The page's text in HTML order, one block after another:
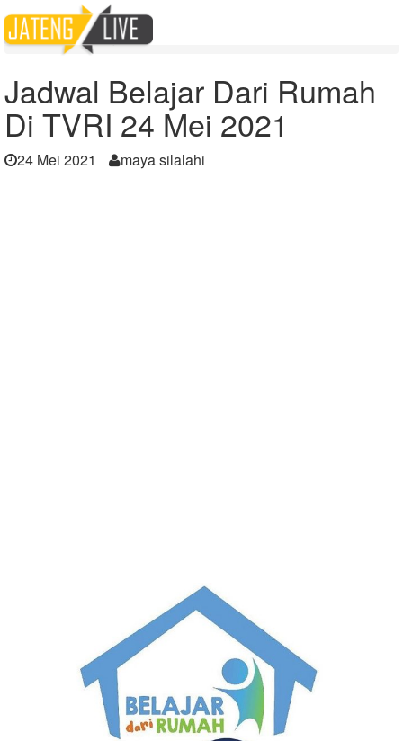
Home
Berita
Jadwal Belajar Dari Rumah Di TVRI 24 Mei 2021
Jadwal Belajar Dari Rumah
Di TVRI 24 Mei 2021
24 Mei 2021 maya silalahi